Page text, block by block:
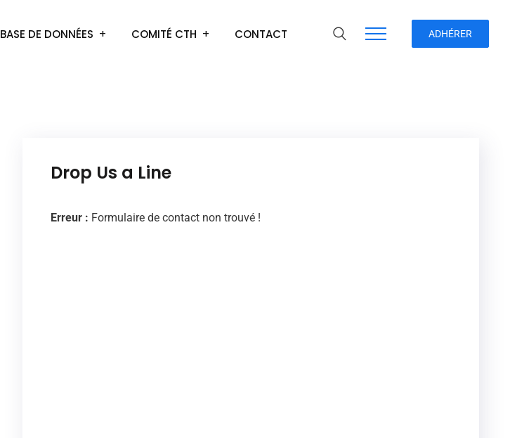
BASE DE DONNÉES COMITÉ CTH CONTACT ADHÉRER
Drop Us a Line
Erreur : Formulaire de contact non trouvé !